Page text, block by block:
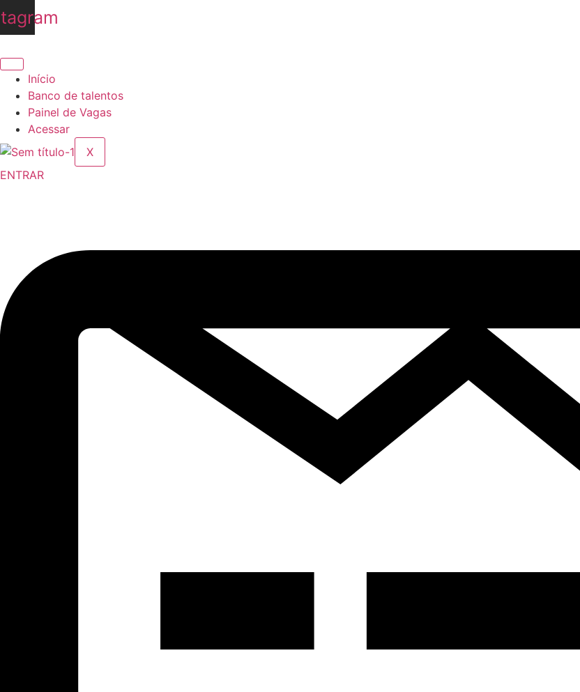
para
conteúdo
Início
Banco de talentos
Painel de Vagas
Acessar
X
ENTRAR